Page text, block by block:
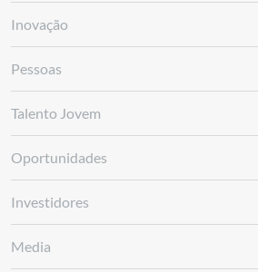
Inovação
Pessoas
Talento Jovem
Oportunidades
Investidores
Media